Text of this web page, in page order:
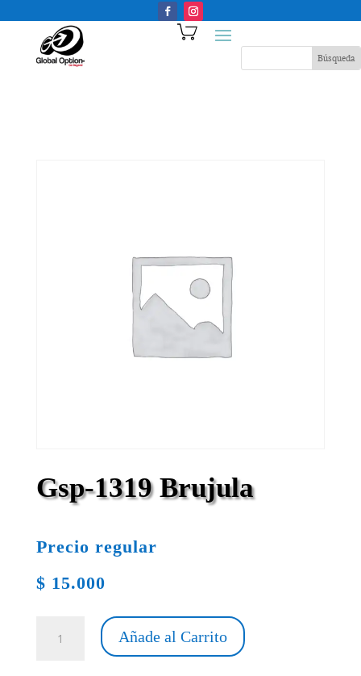
Gsp-1319 Brujula
Precio regular
$ 15.000
1319
Añade al Carrito